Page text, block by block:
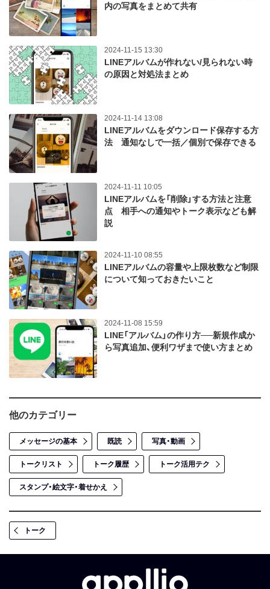
内の写真をまとめて共有
2024-11-15 13:30
LINEアルバムが作れない/見られない時
の原因と対処法まとめ
2024-11-14 13:08
LINEアルバムをダウンロード保存する方
法 通知なしで一括／個別で保存できる
2024-11-11 10:05
LINEアルバムを「削除」する方法と注意
点 相手への通知やトーク表示なども解
説
2024-11-10 08:55
LINEアルバムの容量や上限枚数など制限
について知っておきたいこと
2024-11-08 15:59
LINE「アルバム」の作り方──新規作成か
ら写真追加、便利ワザまで使い方まとめ
他のカテゴリー
メッセージの基本 既読 写真・動画
トークリスト トーク履歴 トーク活用テク
スタンプ・絵文字・着せかえ
トーク